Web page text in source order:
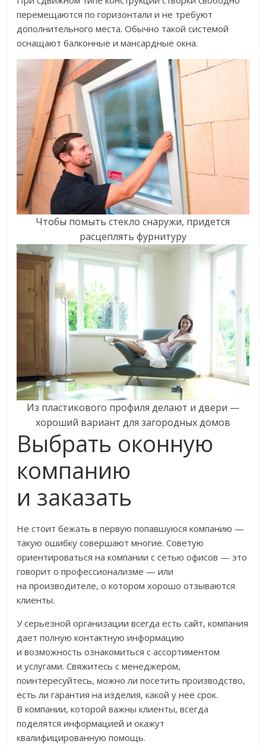
перемещаются по горизонтали и не требуют
дополнительного места. Обычно такой системой
оснащают балконные и мансардные окна.
Чтобы помыть стекло снаружи, придется
расцеплять фурнитуру
Из пластикового профиля делают и двери —
хороший вариант для загородных домов
Выбрать оконную
компанию
и заказать
Не стоит бежать в первую попавшуюся компанию —
такую ошибку совершают многие. Советую
ориентироваться на компании с сетью офисов — это
говорит о профессионализме — или
на производителе, о котором хорошо отзываются
клиенты.
У серьезной организации всегда есть сайт, компания
дает полную контактную информацию
и возможность ознакомиться с ассортиментом
и услугами. Свяжитесь с менеджером,
поинтересуйтесь, можно ли посетить производство,
есть ли гарантия на изделия, какой у нее срок.
В компании, которой важны клиенты, всегда
поделятся информацией и окажут
квалифицированную помощь.